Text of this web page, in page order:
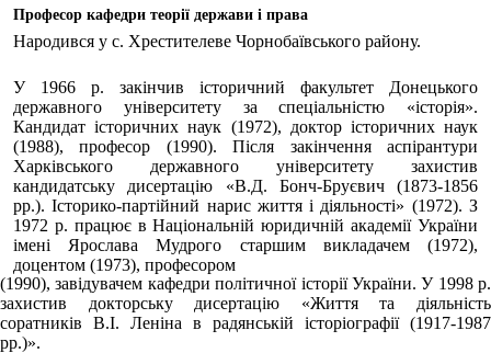
Професор кафедри теорії держави і права
Народився у с. Хрестителеве Чорнобаївського району.
У 1966 р. закінчив історичний факультет Донецького
державного університету за спеціальністю «історія».
Кандидат історичних наук (1972), доктор історичних наук
(1988), професор (1990). Після закінчення аспірантури
Харківського державного університету захистив
кандидатську дисертацію «В.Д. Бонч-Бруєвич (1873-1856
рр.). Історико-партійний нарис життя і діяльності» (1972). З
1972 р. працює в Національній юридичній академії України
імені Ярослава Мудрого старшим викладачем (1972),
доцентом (1973), професором
(1990), завідувачем кафедри політичної історії України. У 1998 р.
захистив докторську дисертацію «Життя та діяльність
соратників В.І. Леніна в радянській історіографії (1917-1987
рр.)».